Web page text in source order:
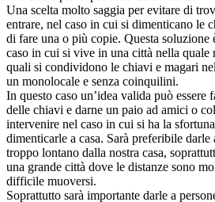
Una scelta molto saggia per evitare di
entrare, nel caso in cui si dimenticano le
di fare una o più copie. Questa soluzione
caso in cui si vive in una città nella quale
quali si condividono le chiavi e magari
un monolocale e senza coinquilini.
In questo caso un’idea valida può essere
delle chiavi e darne un paio ad amici o
intervenire nel caso in cui si ha la
dimenticarle a casa. Sarà preferibile darle
troppo lontano dalla nostra casa,
una grande città dove le distanze sono
difficile muoversi.
Soprattutto sarà importante darle a